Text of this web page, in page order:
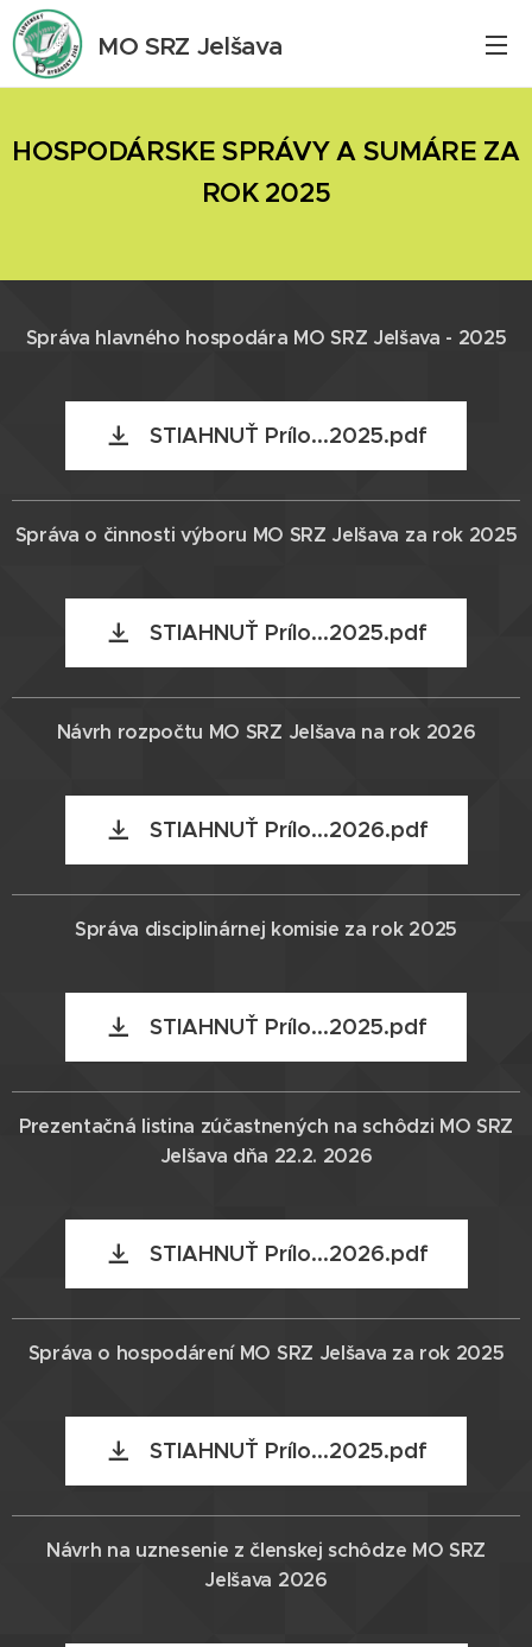
MO SRZ Jelšava
HOSPODÁRSKE SPRÁVY A SUMÁRE ZA
ROK 2025
Správa hlavného hospodára MO SRZ Jelšava - 2025
STIAHNUŤ Prílo...2025.pdf
Správa o činnosti výboru MO SRZ Jelšava za rok 2025
STIAHNUŤ Prílo...2025.pdf
Návrh rozpočtu MO SRZ Jelšava na rok 2026
STIAHNUŤ Prílo...2026.pdf
Správa disciplinárnej komisie za rok 2025
STIAHNUŤ Prílo...2025.pdf
Prezentačná listina zúčastnených na schôdzi MO SRZ
Jelšava dňa 22.2. 2026
STIAHNUŤ Prílo...2026.pdf
Správa o hospodárení MO SRZ Jelšava za rok 2025
STIAHNUŤ Prílo...2025.pdf
Návrh na uznesenie z členskej schôdze MO SRZ
Jelšava 2026